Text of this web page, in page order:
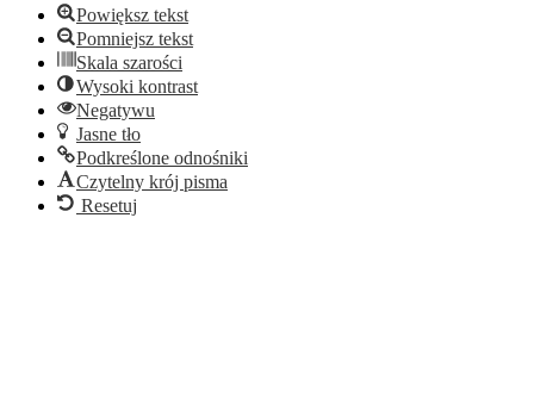
Powiększ tekst
Pomniejsz tekst
Skala szarości
Wysoki kontrast
Negatywu
Jasne tło
Podkreślone odnośniki
Czytelny krój pisma
Resetuj